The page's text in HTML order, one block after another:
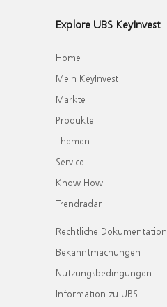
Explore UBS KeyInvest
Home
Mein KeyInvest
Märkte
Produkte
Themen
Service
Know How
Trendradar
Rechtliche Dokumentation
Bekanntmachungen
Nutzungsbedingungen
Information zu UBS